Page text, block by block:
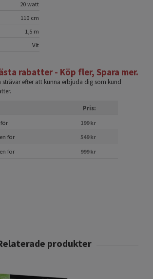
20 watt
110 cm
1,5 m
Vit
rabatter - Köp fler, Spara mer.
strävar efter att kunna erbjuda dig som kund
Pris:
199 kr
för
549 kr
för
999 kr